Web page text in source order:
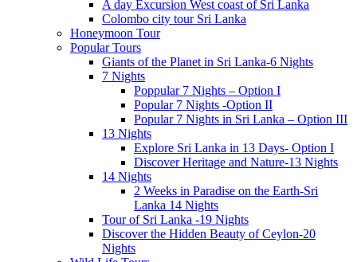
A day Excursion West coast of Sri Lanka
Colombo city tour Sri Lanka
Honeymoon Tour
Popular Tours
Giants of the Planet in Sri Lanka-6 Nights
7 Nights
Poppular 7 Nights – Option I
Popular 7 Nights -Option II
Popular 7 Nights in Sri Lanka – Option III
13 Nights
Explore Sri Lanka in 13 Days- Option I
Discover Heritage and Nature-13 Nights
14 Nights
2 Weeks in Paradise on the Earth-Sri
Lanka 14 Nights
Tour of Sri Lanka -19 Nights
Discover the Hidden Beauty of Ceylon-20
Nights